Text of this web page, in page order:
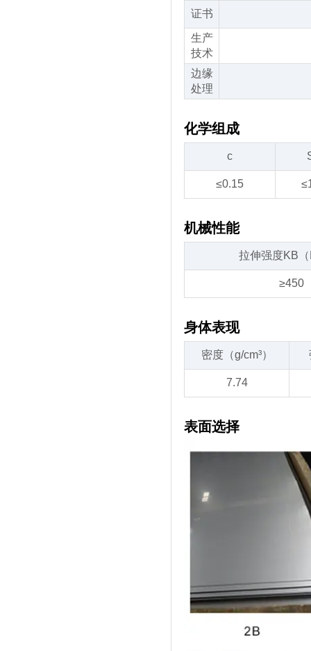
证书
生产
技术
边缘
处理
化学组成
c
≤0.15
机械性能
拉伸强度KB
≥450
身体表现
密度（g/cm³）
7.74
表面选择